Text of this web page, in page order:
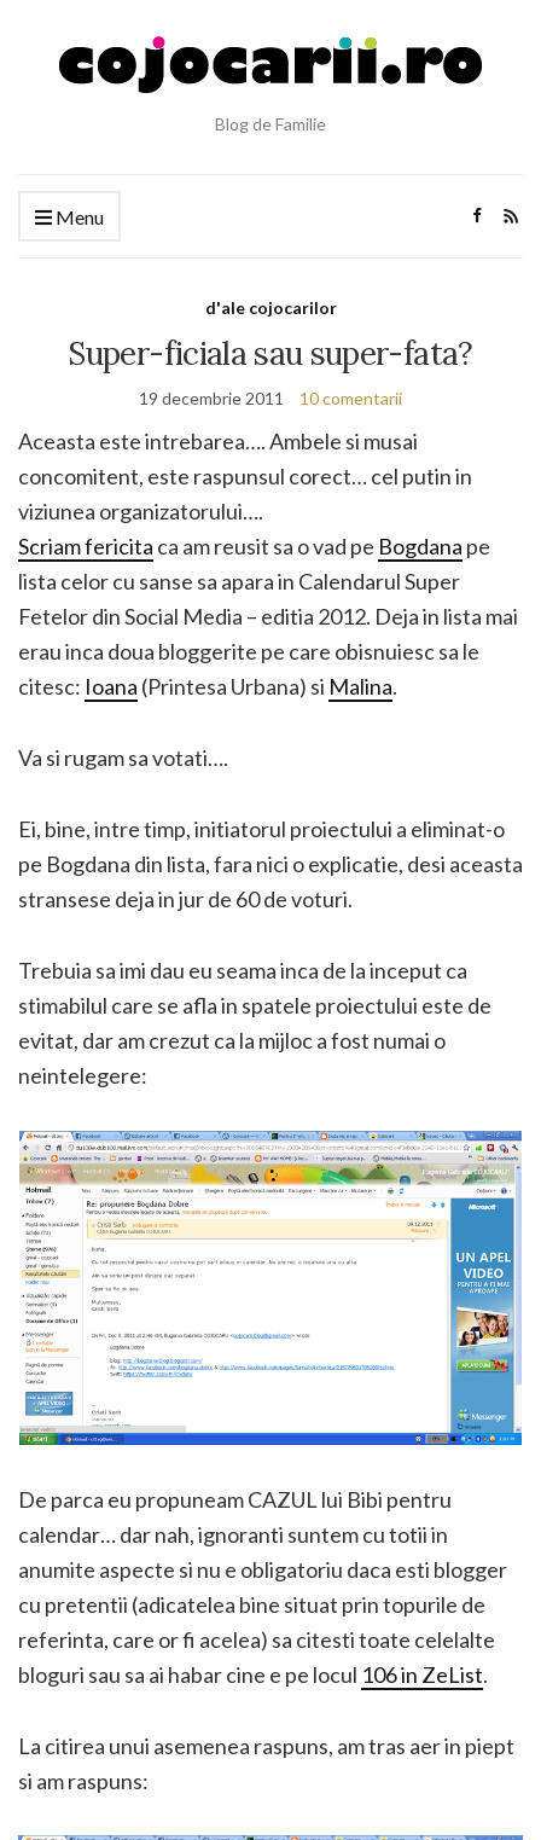
Blog de Familie
Menu
d'ale cojocarilor
Super-ficiala sau super-fata?
19 decembrie 2011 10 comentarii
Aceasta este intrebarea…. Ambele si musai
concomitent, este raspunsul corect… cel putin in
viziunea organizatorului….
Scriam fericita ca am reusit sa o vad pe Bogdana pe
lista celor cu sanse sa apara in Calendarul Super
Fetelor din Social Media – editia 2012. Deja in lista mai
erau inca doua bloggerite pe care obisnuiesc sa le
citesc: Ioana (Printesa Urbana) si Malina.
Va si rugam sa votati….
Ei, bine, intre timp, initiatorul proiectului a eliminat-o
pe Bogdana din lista, fara nici o explicatie, desi aceasta
stransese deja in jur de 60 de voturi.
Trebuia sa imi dau eu seama inca de la inceput ca
stimabilul care se afla in spatele proiectului este de
evitat, dar am crezut ca la mijloc a fost numai o
neintelegere:
De parca eu propuneam CAZUL lui Bibi pentru
calendar… dar nah, ignoranti suntem cu totii in
anumite aspecte si nu e obligatoriu daca esti blogger
cu pretentii (adicatelea bine situat prin topurile de
referinta, care or fi acelea) sa citesti toate celelalte
bloguri sau sa ai habar cine e pe locul 106 in ZeList.
La citirea unui asemenea raspuns, am tras aer in piept
si am raspuns: